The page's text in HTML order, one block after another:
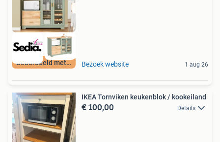
Beoordeeld met 9+ Bezoek website 1 aug 26
IKEA Tornviken keukenblok / kookeiland
€ 100,00 Details